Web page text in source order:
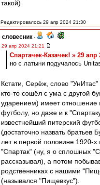
такой)
Редактировалось 29 апр 2024 21:30
словесник -
29 апр 2024 21:21
Спартачек-Казачек! » 29 апр
но с латыни подучалось
Кстати, Серёж, слово
кто-то сошёл с ума с другой
ударением) имеет отношение
футболу, но даже и к
известнейший питерский
(достаточно назвать братьев
лет в первой половине 1920-
"Спартак" (ну, я о сплошных
рассказывал), а потом
родственниках с нашими
(назывался "Пищевкус").